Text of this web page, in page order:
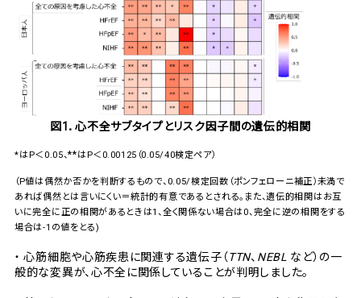
図1．心不全サブタイプとリスク因子間の遺伝的相関
*はP＜0.05、**はP＜0.00125（0.05/40検定ペア）
（P値は偶然か否かを判断するもので、0.05/検定回数（ポンフェローニ補正）未満で
あれば偶然とは言いにくい＝統計的有意であるとされる。また、遺伝的相関はお互
いに完全に正の相関があるときは1、全く関係ない場合は0、完全に逆の相関をする
場合は-1の値をとる)
・ 心筋細胞や心筋疾患に関連する遺伝子（TTN、 NEBL など）の一
般的な変異が、心不全に関係していることが判明しました。